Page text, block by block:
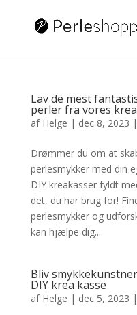
Lav de mest
perler fra vores
af Helge | dec 8, 2023 |
Drømmer du om at
perlesmykker med din
DIY kreakasser fyldt
det, du har brug for!
perlesmykker og
kan hjælpe dig...
Bliv
DIY krea kasse
af Helge | dec 5, 2023 |